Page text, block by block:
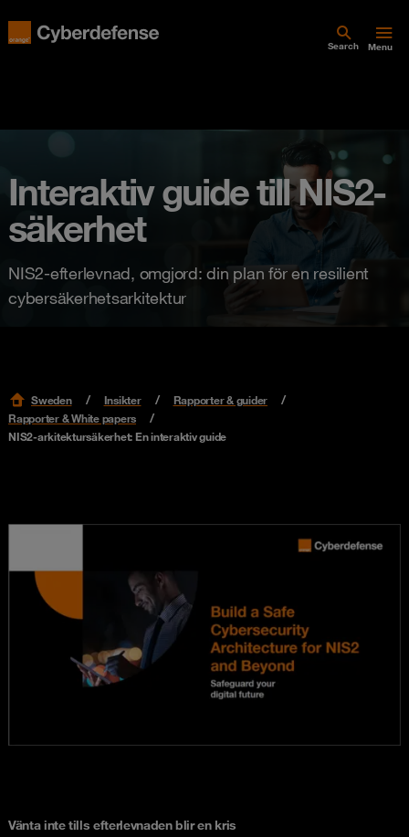
Search Menu
Interaktiv guide till NIS2-
säkerhet
NIS2-efterlevnad, omgjord: din plan för en resilient
cybersäkerhetsarkitektur
Sweden Insikter
Rapporter & guider
Rapporter & White papers
NIS2-arkitektursäkerhet: En interaktiv guide
Vänta inte tills efterlevnaden blir en kris